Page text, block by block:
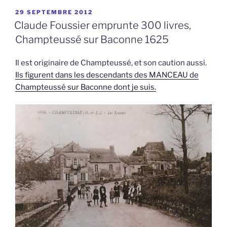
PUBLIÉ
LE
29 SEPTEMBRE 2012
Claude Foussier emprunte 300 livres,
Champteussé sur Baconne 1625
Il est originaire de Champteussé, et son caution aussi.
Ils figurent dans les descendants des MANCEAU de
Champteussé sur Baconne dont je suis.